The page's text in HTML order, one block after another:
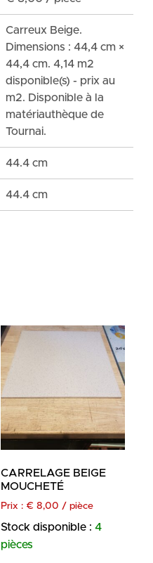
Carreux Beige.
Dimensions : 44,4 cm ×
44,4 cm. 4,14 m2
disponible(s) - prix au
m2. Disponible à la
matériauthèque de
Tournai.
44.4 cm
44.4 cm
CARRELAGE BEIGE
MOUCHETÉ
Prix : € 8,00 / pièce
Stock disponible :4
pièces